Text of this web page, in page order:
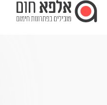
לתוכן
דילוג
לתוכן